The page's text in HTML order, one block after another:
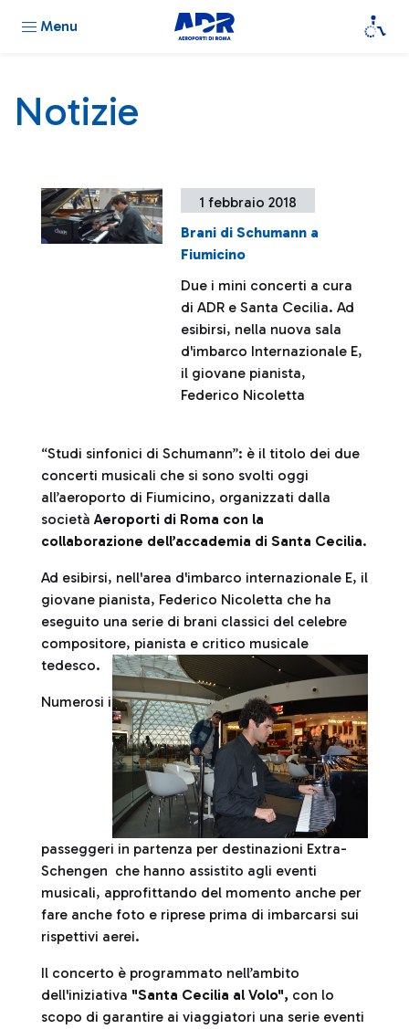
Menu
Notizie
1 febbraio 2018
Brani di Schumann a
Fiumicino
Due i mini concerti a cura
di ADR e Santa Cecilia. Ad
esibirsi, nella nuova sala
d'imbarco Internazionale E,
il giovane pianista,
Federico Nicoletta
“Studi sinfonici di Schumann”: è il titolo dei due
concerti musicali che si sono svolti oggi
all’aeroporto di Fiumicino, organizzati dalla
societàAeroporti di Roma con la
collaborazione dell’accademia di Santa Cecilia.
Ad esibirsi, nell'area d'imbarco internazionale E, il
giovane pianista, Federico Nicoletta che ha
eseguito una serie di brani classici del celebre
compositore, pianista e critico musicale
tedesco.
Numerosi i
passeggeri in partenza per destinazioni Extra-
Schengen che hanno assistito agli eventi
musicali, approfittando del momento anche per
fare anche foto e riprese prima di imbarcarsi sui
rispettivi aerei.
Il concerto è programmato nell’ambito
dell'iniziativa "Santa Cecilia al Volo", con lo
scopo di garantire ai viaggiatori una serie eventi